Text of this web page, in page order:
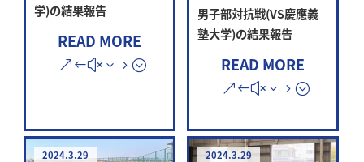
学)の結果報告
READ MORE
男子部対抗戦(VS慶應義
塾大学)の結果報告
READ MORE
2024.3.29 2024.3.29